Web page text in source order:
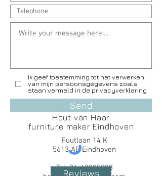
Fuutlaan 14 K
5613 AB Eindhoven
Tel06-43085088
Ik geef toestemming tot het verwerken
van mijn persoonsgegevens zoals
staan vermeld in de privacyverklaring
Send
Reviews
Hout van Haar
furniture maker Eindhoven